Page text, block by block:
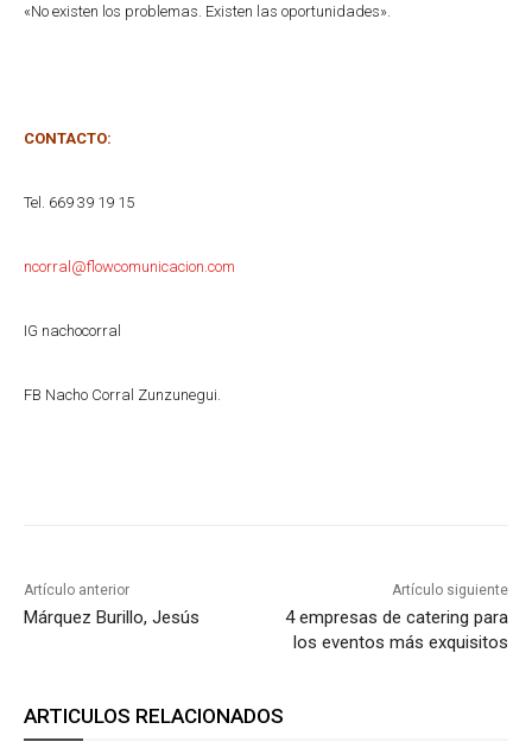
«No existen los problemas. Existen las oportunidades».
CONTACTO:
Tel. 669 39 19 15
ncorral@flowcomunicacion.com
IG nachocorral
FB Nacho Corral Zunzunegui.
Artículo anterior
Márquez Burillo, Jesús
Artículo siguiente
4 empresas de catering para
los eventos más exquisitos
ARTICULOS RELACIONADOS